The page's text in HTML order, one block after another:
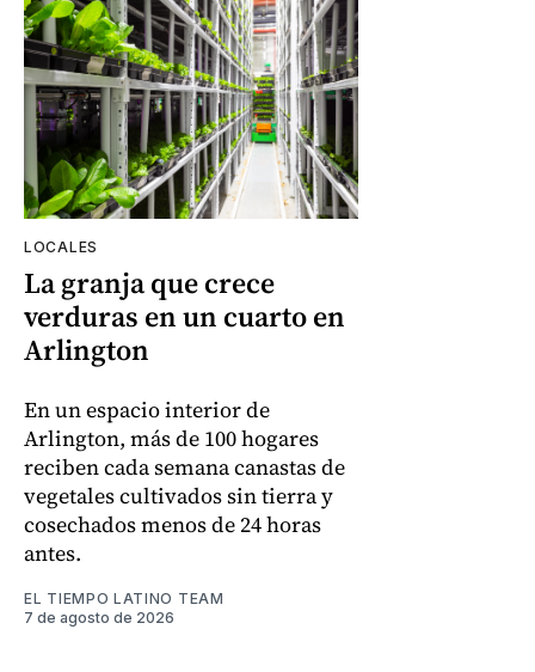
LOCALES
La granja que crece
verduras en un cuarto en
Arlington
En un espacio interior de
Arlington, más de 100 hogares
reciben cada semana canastas de
vegetales cultivados sin tierra y
cosechados menos de 24 horas
antes.
EL TIEMPO LATINO TEAM
7 de agosto de 2026